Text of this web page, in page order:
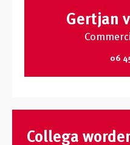
Gertjan
06
Collega